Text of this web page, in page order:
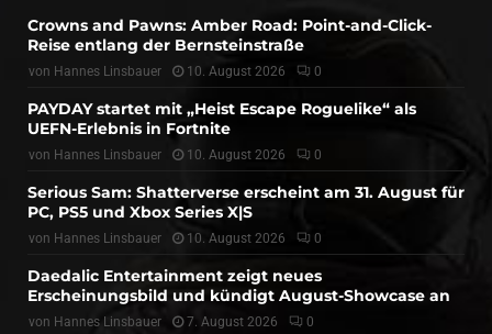
Crowns and Pawns: Amber Road: Point-and-Click-
Reise entlang der Bernsteinstraße
von Hannes Linsbauer 10. August 2026 0
PAYDAY startet mit „Heist Escape Roguelike“ als
UEFN-Erlebnis in Fortnite
von Hannes Linsbauer 10. August 2026 0
Serious Sam: Shatterverse erscheint am 31. August für
PC, PS5 und Xbox Series X|S
von Hannes Linsbauer 10. August 2026 0
Daedalic Entertainment zeigt neues
Erscheinungsbild und kündigt August-Showcase an
von Hannes Linsbauer 7. August 2026 0